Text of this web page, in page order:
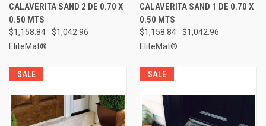
CALAVERITA SAND 2 DE 0.70 X
0.50 MTS
$1,158.84
$1,042.96
EliteMat®
CALAVERITA SAND 1 DE 0.70 X
0.50 MTS
$1,158.84
$1,042.96
EliteMat®
SALE SALE